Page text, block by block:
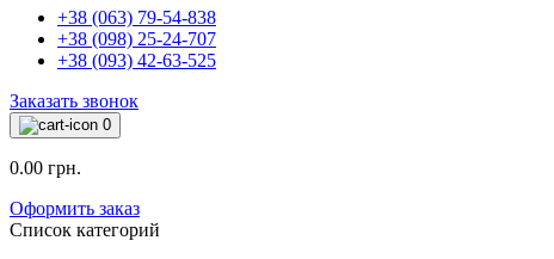
+38 (063) 79-54-838
+38 (098) 25-24-707
+38 (093) 42-63-525
Заказать звонок
0
0.00 грн.
Оформить заказ
Список категорий